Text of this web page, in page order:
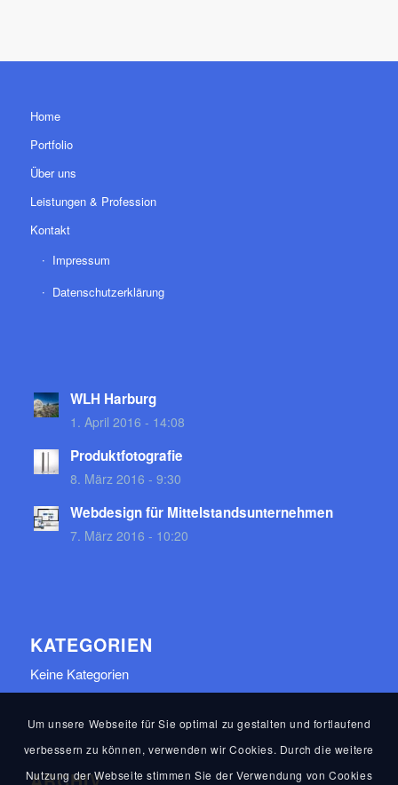
Home
Portfolio
Über uns
Leistungen & Profession
Kontakt
Impressum
Datenschutzerklärung
WLH Harburg
1. April 2016 - 14:08
Produktfotografie
8. März 2016 - 9:30
Webdesign für Mittelstandsunternehmen
7. März 2016 - 10:20
KATEGORIEN
Keine Kategorien
Um unsere Webseite für Sie optimal zu gestalten und fortlaufend
verbessern zu können, verwenden wir Cookies. Durch die weitere
Nutzung der Webseite stimmen Sie der Verwendung von Cookies